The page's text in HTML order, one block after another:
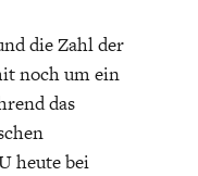
DIE
die Zahl der
noch um ein
das
heute bei